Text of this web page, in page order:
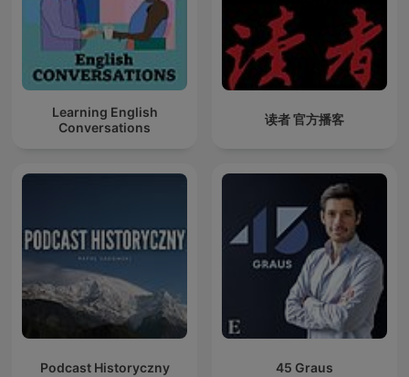
Learning English
Conversations
读者 官方播客
Podcast Historyczny 45 Graus